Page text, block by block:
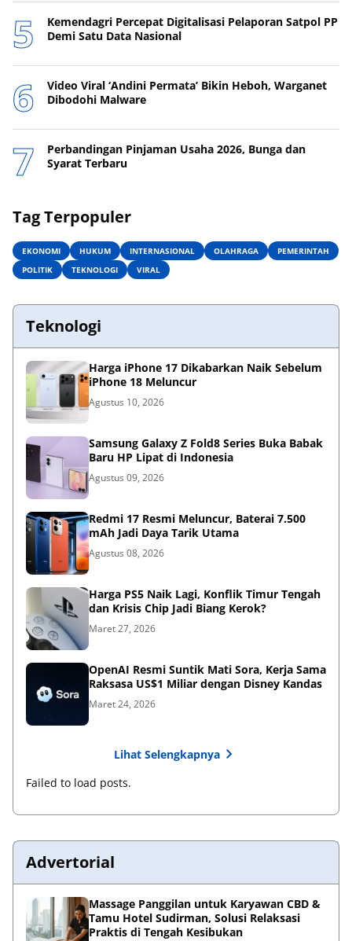
Kemendagri Percepat Digitalisasi Pelaporan Satpol PP
Demi Satu Data Nasional
Video Viral ‘Andini Permata’ Bikin Heboh, Warganet
Dibodohi Malware
Perbandingan Pinjaman Usaha 2026, Bunga dan
Syarat Terbaru
Tag Terpopuler
EKONOMI HUKUM INTERNASIONAL OLAHRAGA
PEMERINTAH
POLITIK
TEKNOLOGI VIRAL
Teknologi
Harga iPhone 17 Dikabarkan Naik Sebelum
iPhone 18 Meluncur
Agustus 10, 2026
Samsung Galaxy Z Fold8 Series Buka Babak
Baru HP Lipat di Indonesia
Agustus 09, 2026
Redmi 17 Resmi Meluncur, Baterai 7.500
mAh Jadi Daya Tarik Utama
Agustus 08, 2026
Harga PS5 Naik Lagi, Konflik Timur Tengah
dan Krisis Chip Jadi Biang Kerok?
Maret 27, 2026
OpenAI Resmi Suntik Mati Sora, Kerja Sama
Raksasa US$1 Miliar dengan Disney Kandas
Maret 24, 2026
Lihat Selengkapnya
Failed to load posts.
Advertorial
Massage Panggilan untuk Karyawan CBD &
Tamu Hotel Sudirman, Solusi Relaksasi
Praktis di Tengah Kesibukan